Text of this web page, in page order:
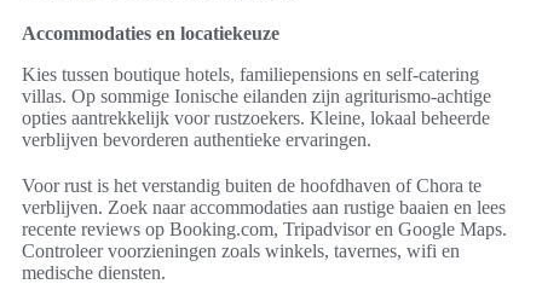
Accommodaties en locatiekeuze
Kies tussen boutique hotels, familiepensions en self-catering
villas. Op sommige Ionische eilanden zijn agriturismo-achtige
opties aantrekkelijk voor rustzoekers. Kleine, lokaal beheerde
verblijven bevorderen authentieke ervaringen.
Voor rust is het verstandig buiten de hoofdhaven of Chora te
verblijven. Zoek naar accommodaties aan rustige baaien en lees
recente reviews op Booking.com, Tripadvisor en Google Maps.
Controleer voorzieningen zoals winkels, tavernes, wifi en
medische diensten.